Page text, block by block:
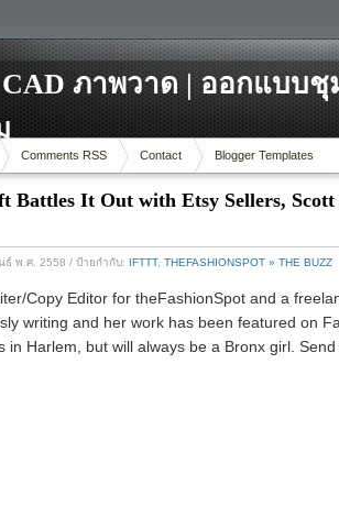
ภาพวาด | ออกแบบชุ
Comments RSS Contact Blogger Templates
It Out with Etsy Sellers, Scott
ธ์ พ.ศ. 2558 / ป้ายกำกับ: IFTTT, THEFASHIONSPOT » THE BUZZ
Copy Editor for theFashionSpot and a
writing and her work has been featured on
in Harlem, but will always be a Bronx girl.